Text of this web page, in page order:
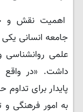
اهمیت نقش و
جامعه انسانی یکی
علمی روانشناسی
داشت. «در واقع
پایدار برای
به امور فرهنگی